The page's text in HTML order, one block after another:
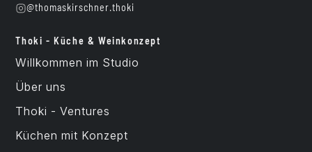
@thomaskirschner.thoki
Thoki - Küche & Weinkonzept
Willkommen im Studio
Über uns
Thoki - Ventures
Küchen mit Konzept